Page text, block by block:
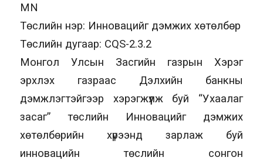
MN
Төслийн нэр: Инновацийг дэмжих хөтөлбөр
Төслийн дугаар: CQS-2.3.2
Монгол Улсын Засгийн газрын Хэрэг
эрхлэх газраас Дэлхийн банкны
дэмжлэгтэйгээр хэрэгжүүлж буй “Ухаалаг
засаг” төслийн Инновацийг дэмжих
хөтөлбөрийн хүрээнд зарлаж буй
инновацийн төслийн сонгон